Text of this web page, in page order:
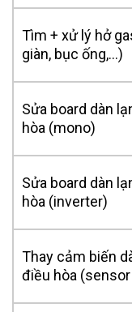
Tìm + xử lý hở
giàn, bục ống,…)
Sửa board dàn
hòa (mono)
Sửa board dàn
hòa (inverter)
Thay cảm biến
điều hòa